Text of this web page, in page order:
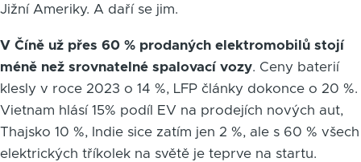
Jižní Ameriky. A daří se jim.
V Číně už přes 60 % prodaných elektromobilů stojí
méně než srovnatelné spalovací vozy. Ceny baterií
klesly v roce 2023 o 14 %, LFP články dokonce o 20 %.
Vietnam hlásí 15% podíl EV na prodejích nových aut,
Thajsko 10 %, Indie sice zatím jen 2 %, ale s 60 % všech
elektrických tříkolek na světě je teprve na startu.